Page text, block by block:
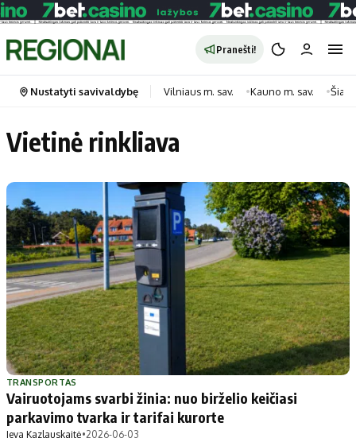
Pranešti!
Portalas
Pradinis puslapis
Savivaldybės
Naujausi
Regionai
Lietuva
Pasaulis
Politika
Patarimai
Dirbtinis intelektas
Gineso rekordai
Transportas
Gyvenimas
Horoskopai
Laisvalaikis
Maistas
Sveikata
Technologijos
Indėlių palūkanos
Ekonomikos naujienos
Nustatyti savivaldybę Vilniaus m. sav. Kauno m. sav.
Vietinė rinkliava
TRANSPORTAS
Vairuotojams svarbi žinia: nuo birželio keičiasi
parkavimo tvarka ir tarifai kurorte
Ieva Kazlauskaitė•2026-06-03